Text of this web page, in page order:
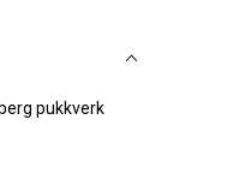
pukkverk